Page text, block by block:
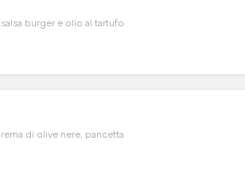
burger e olio al tartufo
di olive nere, pancetta